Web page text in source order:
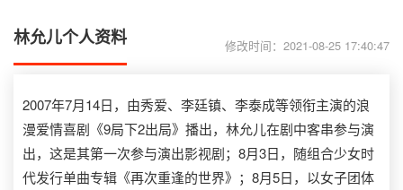
林允儿个人资料 修改时间：2021-08-25 17:40:47
2007年7月14日，由秀爱、李廷镇、李泰成等领衔主演的浪
漫爱情喜剧《9局下2出局》播出，林允儿在剧中客串参与演
出，这是其第一次参与演出影视剧；8月3日，随组合少女时
代发行单曲专辑《再次重逢的世界》；8月5日，以女子团体